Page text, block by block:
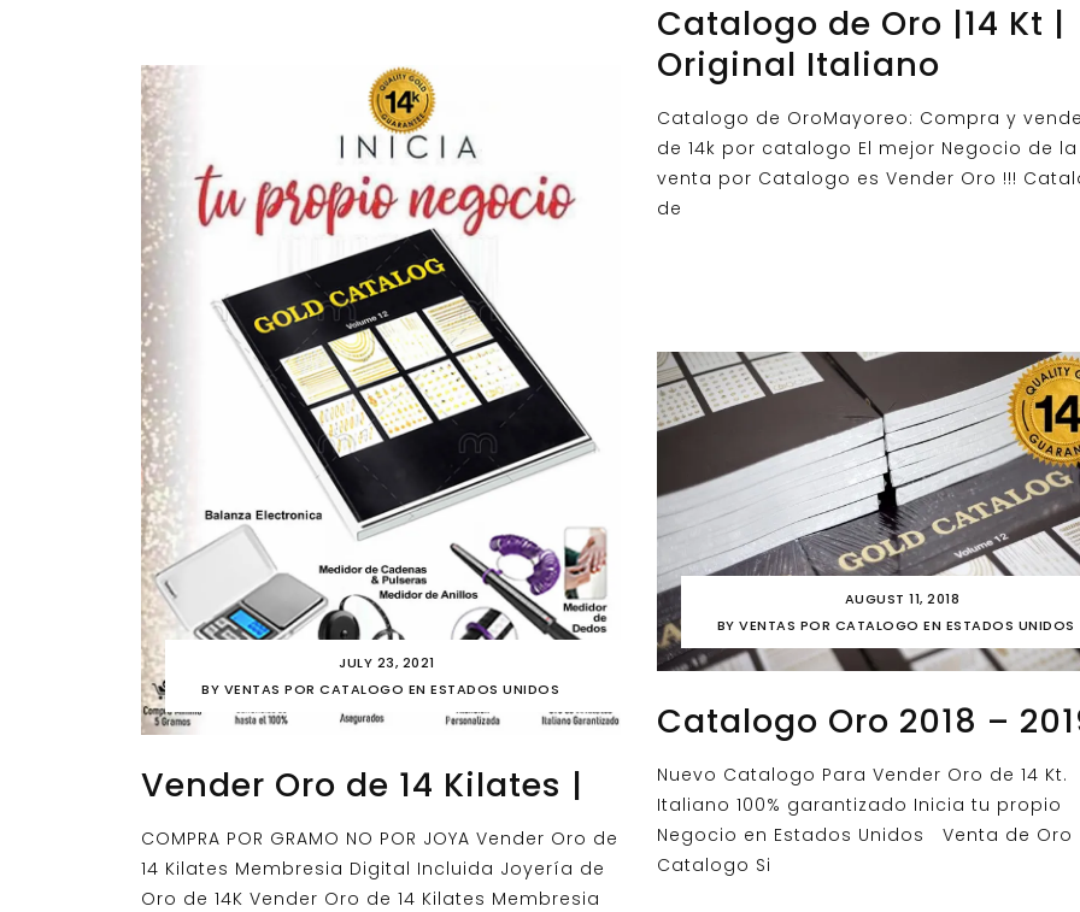
Catalogo de Oro |14 Kt |
Original Italiano
​Catalogo de OroMayoreo: Compra y
de 14k por catalogo El mejor Negocio de la
venta por Catalogo es Vender Oro !!!
de
JULY 23, 2021
BY VENTAS POR CATALOGO EN ESTADOS UNIDOS
Vender Oro de 14 Kilates |
COMPRA POR GRAMO NO POR JOYA Vender Oro de
14 Kilates Membresia Digital Incluida Joyería de
Oro de 14K Vender Oro de 14 Kilates Membresia
AUGUST 11, 2018
BYVENTAS POR CATALOGO EN ESTADOS UNIDOS
Catalogo Oro 2018 –
Nuevo Catalogo Para Vender Oro de 14 Kt.
Italiano 100% garantizado Inicia tu propio
Negocio en Estados Unidos Venta de Oro
Catalogo Si